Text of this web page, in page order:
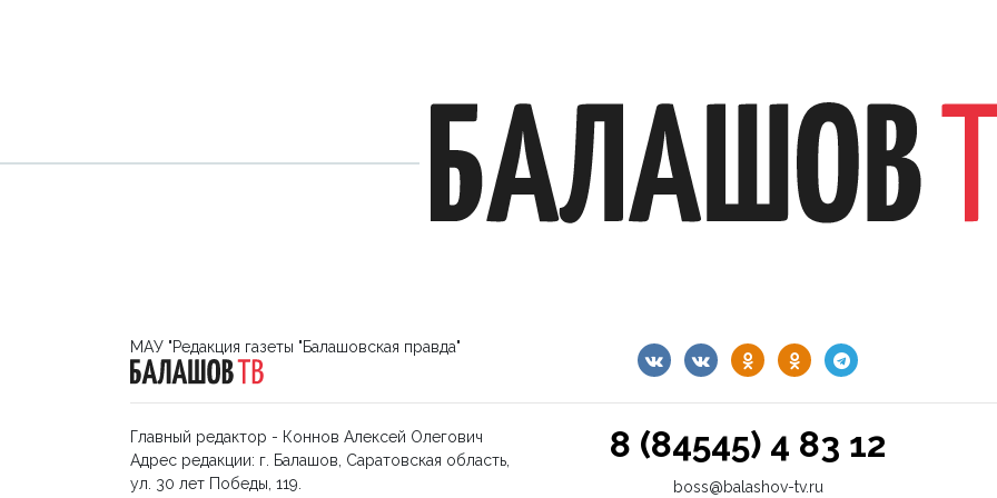
МАУ "Редакция газеты "Балашовская правда"
Главный редактор - Коннов Алексей Олегович
Адрес редакции: г. Балашов, Саратовская область,
ул. 30 лет Победы, 119.
8 (84545) 4 83 12
boss@balashov-tv.ru